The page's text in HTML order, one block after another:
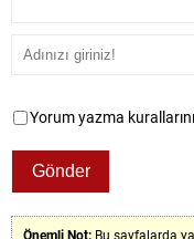
Yorum yazma